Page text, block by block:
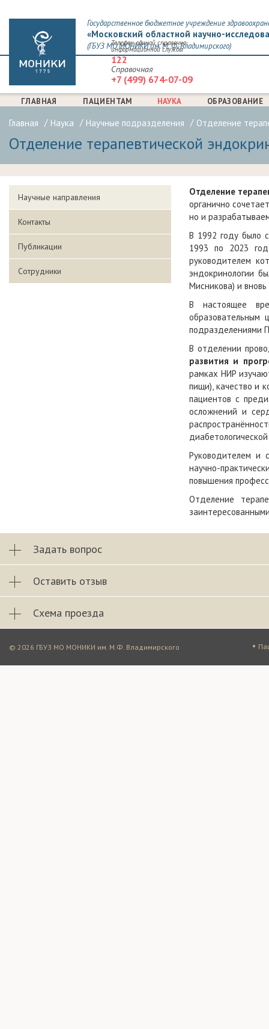
Государственное бюджетное учреждение
«Московский областной научно-
(ГБУЗ МО МОНИКИ им. М. Ф. Владимирского)
Телефон единой справочно-
информационной службы
122
Справочная
+7 (499) 674-07-09
ГЛАВНАЯ ПАЦИЕНТАМ НАУКА ОБРАЗОВАНИЕ
Главная Наука Научные подразделения Отделение
Отделение терапевтической
Научные направления
Контакты
Публикации
Сотрудники
Отделение
органично
но и
В 1992 году было
1993 по 2023
руководителем
эндокринологии
Мисникова) и
В настоящее
образовательным
подразделениями
В отделении
развития и
рамках НИР
пищи), качество и
пациентов с
осложнений и
Руководителем и
научно-
повышения
Отделение
Задать вопрос
Оставить отзыв
Схема проезда
© 2026 ГБУЗ МО МОНИКИ им. М.Ф. Владимирского •